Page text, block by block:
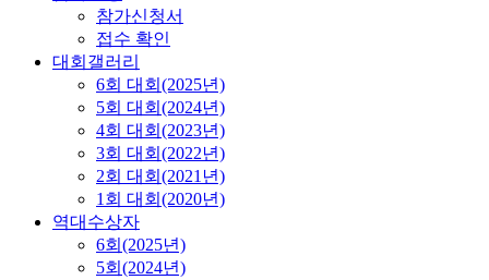
참가신청서
접수 확인
대회갤러리
6회 대회(2025년)
5회 대회(2024년)
4회 대회(2023년)
3회 대회(2022년)
2회 대회(2021년)
1회 대회(2020년)
역대수상자
6회(2025년)
5회(2024년)